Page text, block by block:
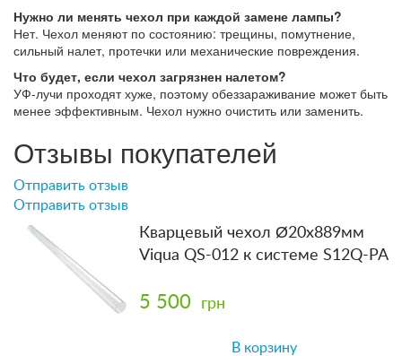
Нужно ли менять чехол при каждой замене лампы?
Нет. Чехол меняют по состоянию: трещины, помутнение,
сильный налет, протечки или механические повреждения.
Что будет, если чехол загрязнен налетом?
УФ-лучи проходят хуже, поэтому обеззараживание может быть
менее эффективным. Чехол нужно очистить или заменить.
Отзывы покупателей
Отправить отзыв
Отправить отзыв
Кварцевый чехол Ø20x889мм
Viqua QS-012 к системе S12Q-PA
5 500 грн
В корзину